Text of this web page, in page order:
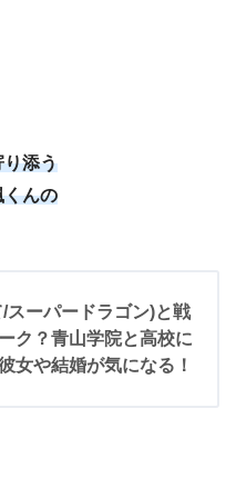
り添う
くんの
スーパードラゴン)と戦
ク？青山学院と高校に
女や結婚が気になる！